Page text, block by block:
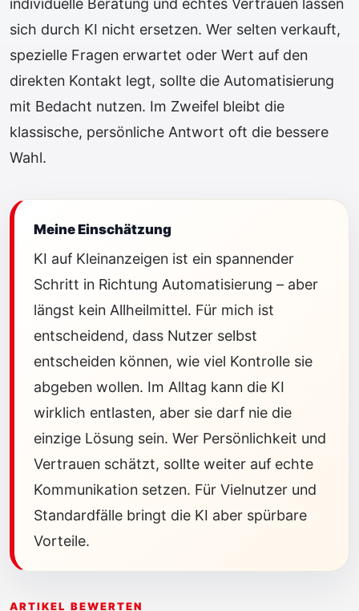
individuelle Beratung und echtes Vertrauen lassen
sich durch KI nicht ersetzen. Wer selten verkauft,
spezielle Fragen erwartet oder Wert auf den
direkten Kontakt legt, sollte die Automatisierung
mit Bedacht nutzen. Im Zweifel bleibt die
klassische, persönliche Antwort oft die bessere
Wahl.
Meine Einschätzung
KI auf Kleinanzeigen ist ein spannender
Schritt in Richtung Automatisierung – aber
längst kein Allheilmittel. Für mich ist
entscheidend, dass Nutzer selbst
entscheiden können, wie viel Kontrolle sie
abgeben wollen. Im Alltag kann die KI
wirklich entlasten, aber sie darf nie die
einzige Lösung sein. Wer Persönlichkeit und
Vertrauen schätzt, sollte weiter auf echte
Kommunikation setzen. Für Vielnutzer und
Standardfälle bringt die KI aber spürbare
Vorteile.
ARTIKEL BEWERTEN